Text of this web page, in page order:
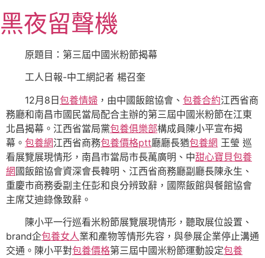
至
主
黑夜留聲機
原題目：第三屆中國米粉節揭幕
工人日報-中工網記者 楊召奎
12月8日包養情婦 ，由中國飯館協會、 包養合約江西省商
務廳和南昌市國民當局配合主辦的第三屆中國米粉節在江東
北昌揭幕。江西省當局黨包養俱樂部構成員陳小平宣布揭
幕。 包養網江西省商務包養價格ptt廳廳長猶包養網 王瑩 巡
看展覽展現情形，南昌市當局市長萬廣明、中甜心寶貝包養
網國飯館協會資深會長韓明、江西省商務廳副廳長陳永生、
重慶市商務委副主任彭和良分辨致辭，國際飯館與餐館協會
主席艾迪錄像致辭。
陳小平一行巡看米粉節展覽展現情形，聽取展位設置、
brand企包養女人業和產物等情形先容，與參展企業停止溝通
交通。陳小平對包養價格第三屆中國米粉節運動設定包養